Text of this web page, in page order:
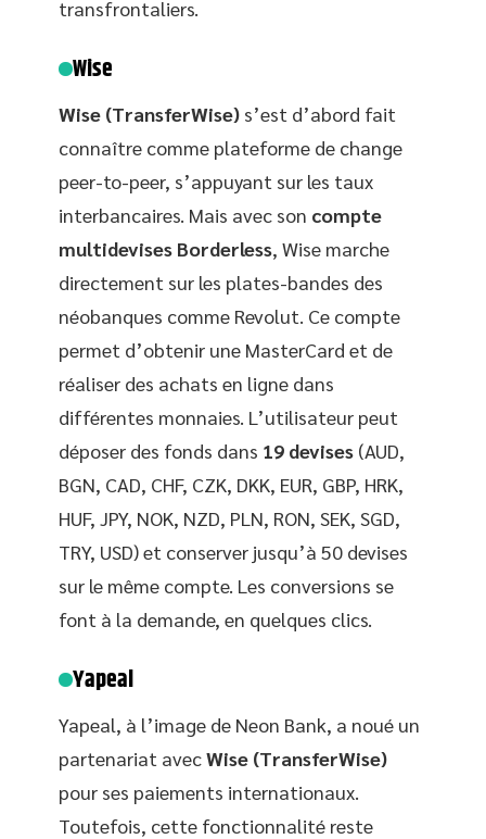
transfrontaliers.
Wise
Wise (TransferWise) s’est d’abord fait
connaître comme plateforme de change
peer-to-peer, s’appuyant sur les taux
interbancaires. Mais avec son compte
multidevises Borderless, Wise marche
directement sur les plates-bandes des
néobanques comme Revolut. Ce compte
permet d’obtenir une MasterCard et de
réaliser des achats en ligne dans
différentes monnaies. L’utilisateur peut
déposer des fonds dans 19 devises (AUD,
BGN, CAD, CHF, CZK, DKK, EUR, GBP, HRK,
HUF, JPY, NOK, NZD, PLN, RON, SEK, SGD,
TRY, USD) et conserver jusqu’à 50 devises
sur le même compte. Les conversions se
font à la demande, en quelques clics.
Yapeal
Yapeal, à l’image de Neon Bank, a noué un
partenariat avecWise (TransferWise)
pour ses paiements internationaux.
Toutefois, cette fonctionnalité reste